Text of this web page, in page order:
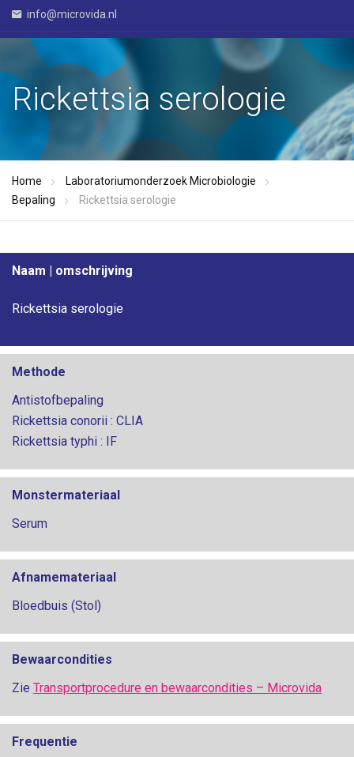
info@microvida.nl
Rickettsia serologie
Home
Laboratoriumonderzoek Microbiologie
Bepaling
Rickettsia serologie
Naam | omschrijving
Rickettsia serologie
Methode
Antistofbepaling
Rickettsia conorii : CLIA
Rickettsia typhi : IF
Monstermateriaal
Serum
Afnamemateriaal
Bloedbuis (Stol)
Bewaarcondities
Zie Transportprocedure en bewaarcondities – Microvida
Frequentie